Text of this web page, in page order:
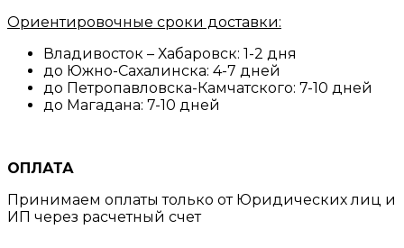
Ориентировочные сроки доставки:
Владивосток – Хабаровск: 1-2 дня
до Южно-Сахалинска: 4-7 дней
до Петропавловска-Камчатского: 7-10 дней
до Магадана: 7-10 дней
ОПЛАТА
Принимаем оплаты только от Юридических лиц и
ИП через расчетный счет